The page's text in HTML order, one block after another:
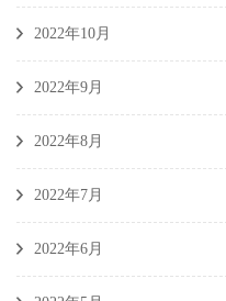
2022年10月
2022年9月
2022年8月
2022年7月
2022年6月